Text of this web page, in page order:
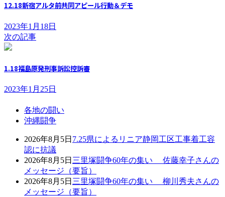
12.18新宿アルタ前共同アピール行動＆デモ
2023年1月18日
次の記事
1.18福島原発刑事訴訟控訴審
2023年1月25日
各地の闘い
沖縄闘争
2026年8月5日 7.25県によるリニア静岡工区工事着工容
認に抗議
2026年8月5日 三里塚闘争60年の集い 佐藤幸子さんの
メッセージ（要旨）
2026年8月5日 三里塚闘争60年の集い 柳川秀夫さんの
メッセージ（要旨）